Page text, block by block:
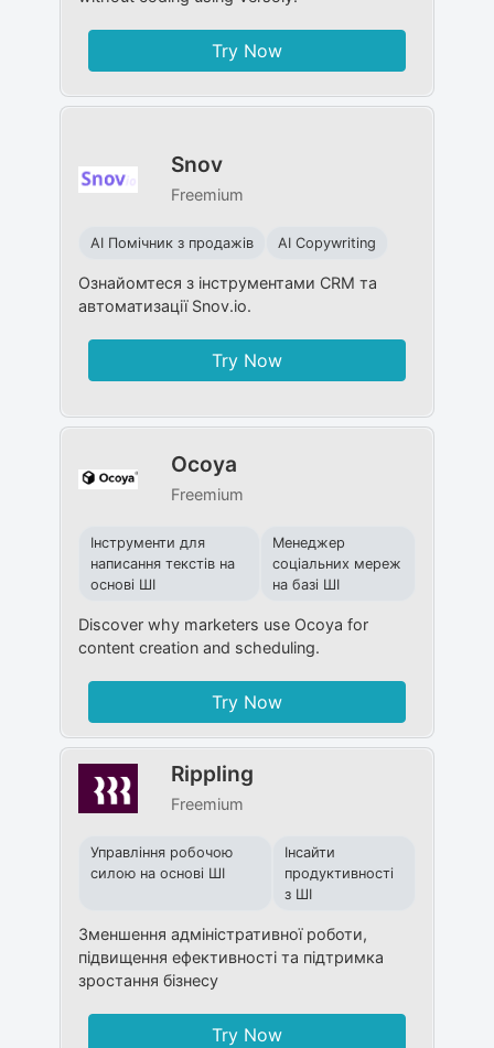
Try Now
Snov
Freemium
AI Помічник з продажів AI Copywriting
Ознайомтеся з інструментами CRM та
автоматизації Snov.io.
Try Now
Ocoya
Freemium
Інструменти для
написання текстів на
основі ШІ
Менеджер
соціальних мереж
на базі ШІ
Discover why marketers use Ocoya for
content creation and scheduling.
Try Now
Rippling
Freemium
Управління робочою
силою на основі ШІ
Інсайти
продуктивності
з ШІ
Зменшення адміністративної роботи,
підвищення ефективності та підтримка
зростання бізнесу
Try Now